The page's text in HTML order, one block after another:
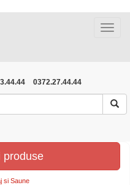
Toggle
0372.27.44.44
produse
si Saune